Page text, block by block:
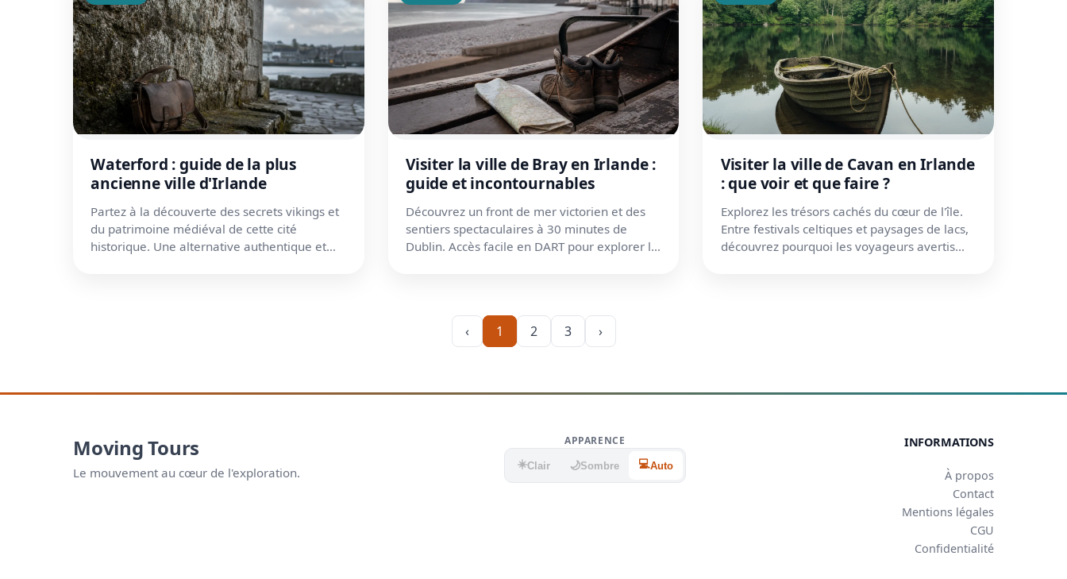
Waterford : guide de la plus
ancienne ville d'Irlande
Partez à la découverte des secrets vikings et
du patrimoine médiéval de cette cité
historique. Une alternative authentique et
Visiter la ville de Bray en Irlande :
guide et incontournables
Découvrez un front de mer victorien et des
sentiers spectaculaires à 30 minutes de
Dublin. Accès facile en DART pour explorer le
Visiter la ville de Cavan en Irlande
: que voir et que faire ?
Explorez les trésors cachés du cœur de l'île.
Entre festivals celtiques et paysages de lacs,
découvrez pourquoi les voyageurs avertis
‹ 1 2 3 ›
Moving Tours
Le mouvement au cœur de l'exploration.
APPARENCE
☀️Clair 🌙Sombre 💻Auto
INFORMATIONS
À propos
Contact
Mentions légales
CGU
Confidentialité